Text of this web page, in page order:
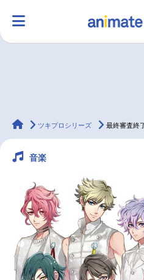
ラジオ みんなの声
2.5次元 配信・Vtuber
最新記事一覧
アニメ記事一覧
animateTimes
ツキプロシリーズ 最終審査終了直後
音楽